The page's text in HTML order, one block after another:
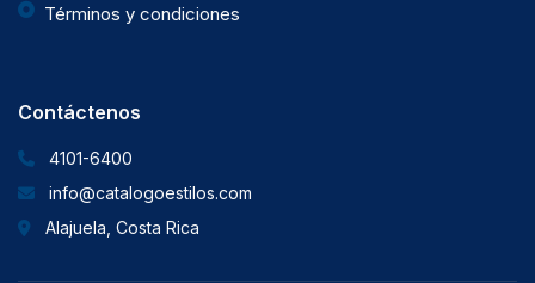
Términos y condiciones
Contáctenos
4101-6400
info@catalogoestilos.com
Alajuela, Costa Rica